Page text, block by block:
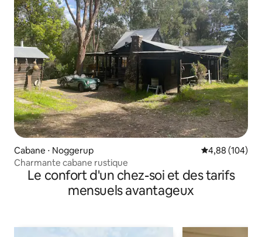
Cabane ⋅ Noggerup Évaluation
4,88 (104)
Charmante cabane rustique
Le confort d'un chez-soi et des tarifs
mensuels avantageux